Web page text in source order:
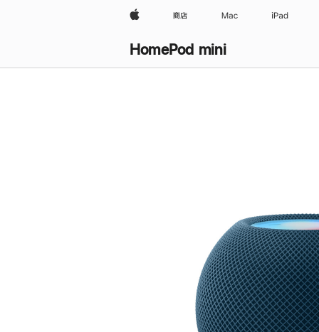
Apple 商店 Mac iPad
HomePod mini